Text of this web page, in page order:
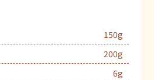
150g
200g
6g